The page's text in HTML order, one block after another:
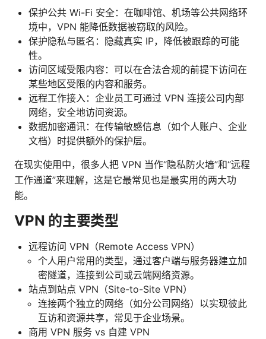
保护公共 Wi-Fi 安全：在咖啡馆、机场等公共网络环
境中，VPN 能降低数据被窃取的风险。
保护隐私与匿名：隐藏真实 IP，降低被跟踪的可能
性。
访问区域受限内容：可以在合法合规的前提下访问在
某些地区受限的内容和服务。
远程工作接入：企业员工可通过 VPN 连接公司内部
网络，安全地访问资源。
数据加密通讯：在传输敏感信息（如个人账户、企业
文档）时提供额外的保护层。
在现实使用中，很多人把 VPN 当作“隐私防火墙”和“远程
工作通道”来理解，这是它最常见也是最实用的两大功
能。
VPN 的主要类型
远程访问 VPN（Remote Access VPN）
个人用户常用的类型，通过客户端与服务器建立加
密隧道，连接到公司或云端网络资源。
站点到站点 VPN（Site-to-Site VPN）
连接两个独立的网络（如分公司网络）以实现彼此
互访和资源共享，常见于企业场景。
商用 VPN 服务 vs 自建 VPN